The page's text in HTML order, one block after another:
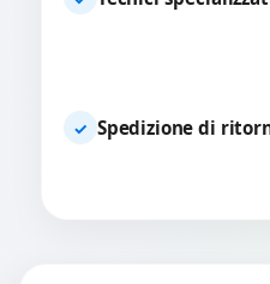
✓ Spedizione di